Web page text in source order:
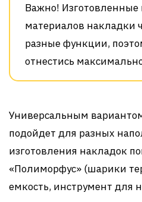
Важно! Изготовленные
материалов накладки
разные функции,
отнестись
Универсальным
подойдет для разных
изготовления накладок
«Полиморфус» (шарики
емкость, инструмент для